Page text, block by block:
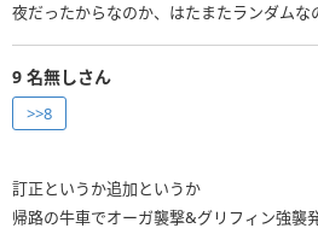
夜だったからなのか、はたまたランダムな
9 名無しさん
>>8
訂正というか追加というか
帰路の牛車でオーガ襲撃&グリフィン強襲